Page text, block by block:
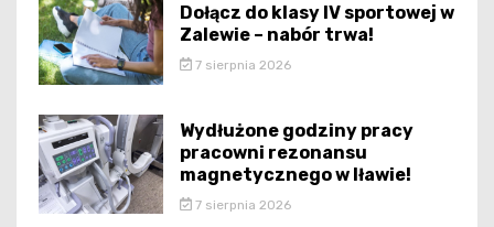
Dołącz do klasy IV sportowej w
Zalewie – nabór trwa!
7 sierpnia 2026
Wydłużone godziny pracy
pracowni rezonansu
magnetycznego w Iławie!
7 sierpnia 2026